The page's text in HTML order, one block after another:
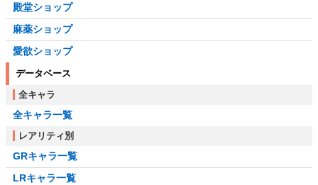
殿堂ショップ
麻薬ショップ
愛欲ショップ
データベース
全キャラ
全キャラ一覧
レアリティ別
GRキャラ一覧
LRキャラ一覧